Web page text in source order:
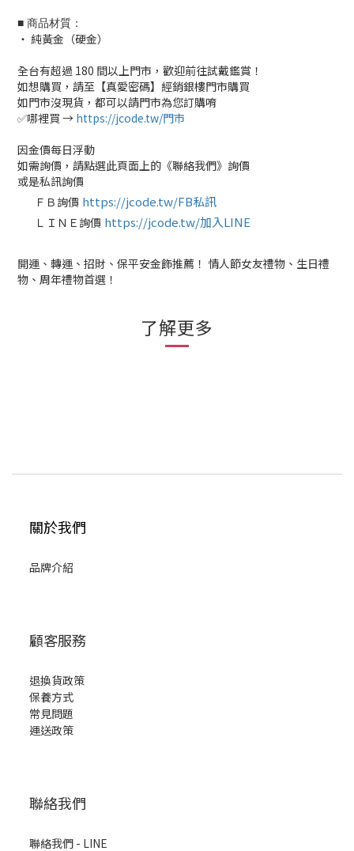
■ 商品材質：
‧ 純黃金（硬金）
全台有超過 180 間以上門市，歡迎前往試戴鑑賞！
如想購買，請至【真愛密碼】經銷銀樓門市購買
如門市沒現貨，都可以請門市為您訂購唷
✅哪裡買 → https://jcode.tw/門市
因金價每日浮動
如需詢價，請點選此頁面上的《聯絡我們》詢價
或是私訊詢價
ＦＢ詢價 https://jcode.tw/FB私訊
ＬＩＮＥ詢價 https://jcode.tw/加入LINE
開運、轉運、招財、保平安金飾推薦！ 情人節女友禮物、生日禮
物、周年禮物首選！
了解更多
關於我們
品牌介紹
顧客服務
退換貨政策
保養方式
常見問題
運送政策
聯絡我們
聯絡我們 - LINE